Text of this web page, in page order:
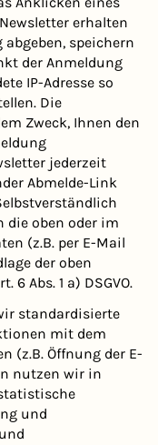
erhalten
speichern
der Anmeldung
IP-Adresse so
Die
Zweck, Ihnen den
jederzeit
Abmelde-Link
die oben oder im
(z.B. per E-Mail
der oben
Abs. 1 a) DSGVO.
standardisierte
mit dem
(z.B. Öffnung der E-
nutzen wir in
und